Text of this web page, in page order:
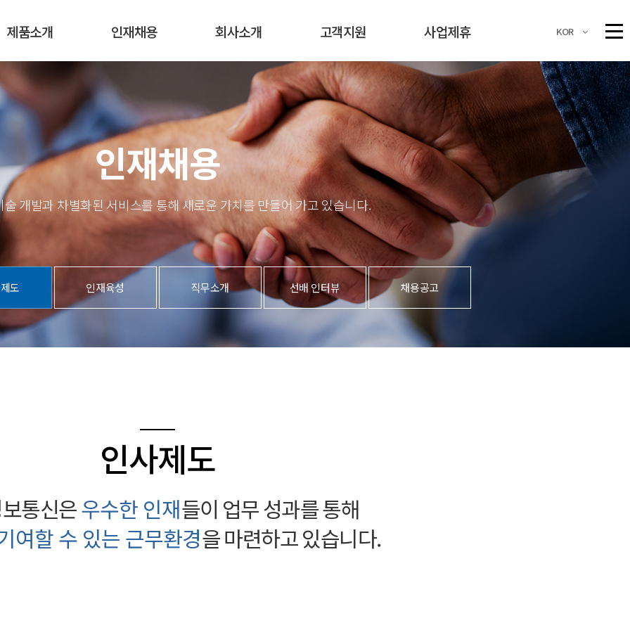
제품소개 인재채용 회사소개 고객지원 사업제휴 KOR
인사제도
인재육성
직무소개
선배 인터뷰
채용공고
오시는 길
공지사항
KIS 고객센터
카드사 고객센터
가입 문의 및 상담
모듈신청 및 문의
1대1 문의
마케팅정보
수신거부
인재채용
술 개발과 차별화된 서비스를 통해 새로운 가치를 만들어 가고 있습니다.
도 인재육성 직무소개 선배 인터뷰 채용공고
인사제도
통신은우수한 인재들이 업무 성과를 통해
여할 수 있는 근무환경을 마련하고 있습니다.